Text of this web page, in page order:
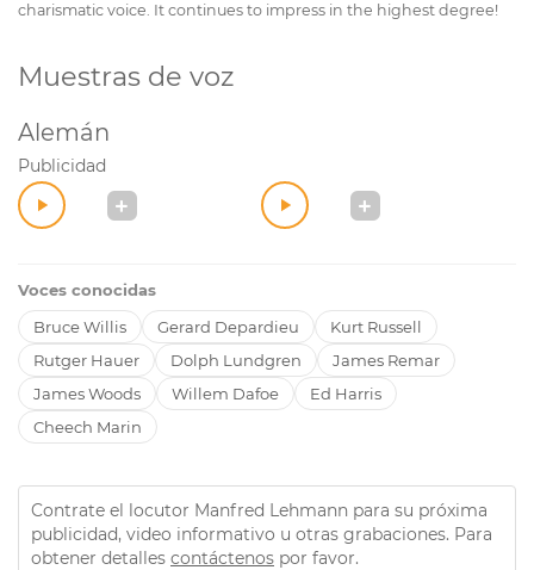
charismatic voice. It continues to impress in the highest degree!
Muestras de voz
Alemán
Publicidad
Voces conocidas
Bruce Willis
Gerard Depardieu
Kurt Russell
Rutger Hauer
Dolph Lundgren
James Remar
James Woods
Willem Dafoe
Ed Harris
Cheech Marin
Contrate el locutor Manfred Lehmann para su próxima
publicidad, video informativo u otras grabaciones. Para
obtener detalles contáctenos por favor.